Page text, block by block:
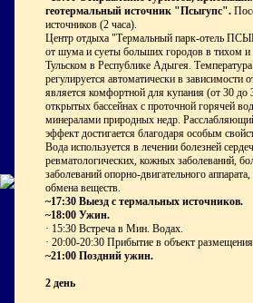
геотермальный источник "Псыгупс".
источников (2 часа).
Центр отдыха "Термальный парк-отель
от шума и суеты больших городов в тихом и
Тульском в Республике Адыгея.
регулируется автоматически в зависимости
является комфортной для купания (от 30 до
открытых бассейнах с проточной горячей
минералами природных недр.
эффект достигается благодаря особым
Вода используется в лечении болезней
ревматологических, кожных заболеваний,
заболеваний опорно-двигательного
обмена веществ.
~17:30 Выезд с термальных источников.
~18:00 Ужин.
· 15:30 Встреча в Мин. Водах.
· 20:00-20:30 Прибытие в объект
~21:00 Поздний ужин.
2 день